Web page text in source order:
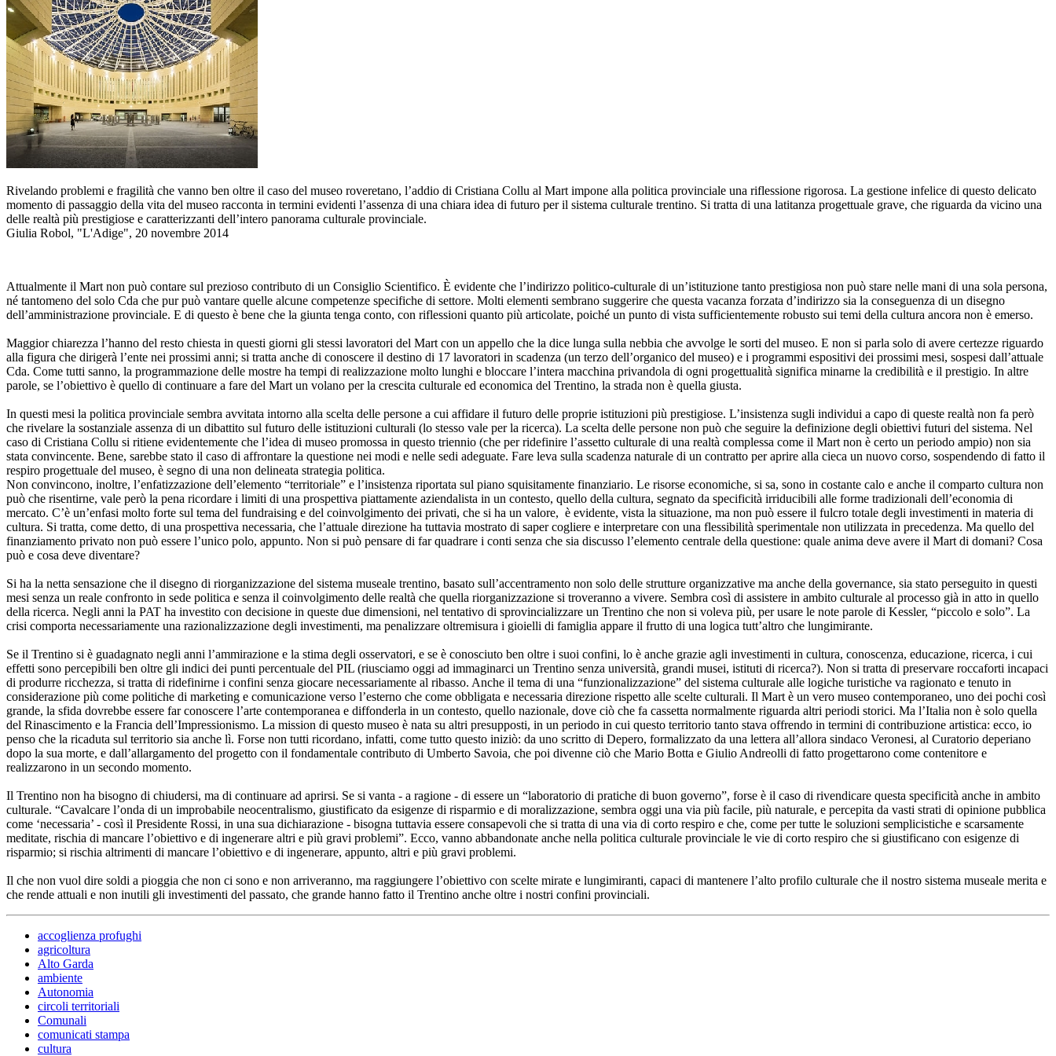
Rivelando problemi e fragilità che vanno ben oltre il caso del museo roveretano, l’addio di Cristiana Collu al Mart impone alla politica provinciale una riflessione rigorosa. La gestione infelice di questo delicato
momento di passaggio della vita del museo racconta in termini evidenti l’assenza di una chiara idea di futuro per il sistema culturale trentino. Si tratta di una latitanza progettuale grave, che riguarda da vicino una
delle realtà più prestigiose e caratterizzanti dell’intero panorama culturale provinciale.
Giulia Robol, "L'Adige", 20 novembre 2014
Attualmente il Mart non può contare sul prezioso contributo di un Consiglio Scientifico. È evidente che l’indirizzo politico-culturale di un’istituzione tanto prestigiosa non può stare nelle mani di una sola persona,
né tantomeno del solo Cda che pur può vantare quelle alcune competenze specifiche di settore. Molti elementi sembrano suggerire che questa vacanza forzata d’indirizzo sia la conseguenza di un disegno
dell’amministrazione provinciale. E di questo è bene che la giunta tenga conto, con riflessioni quanto più articolate, poiché un punto di vista sufficientemente robusto sui temi della cultura ancora non è emerso.
Maggior chiarezza l’hanno del resto chiesta in questi giorni gli stessi lavoratori del Mart con un appello che la dice lunga sulla nebbia che avvolge le sorti del museo. E non si parla solo di avere certezze riguardo
alla figura che dirigerà l’ente nei prossimi anni; si tratta anche di conoscere il destino di 17 lavoratori in scadenza (un terzo dell’organico del museo) e i programmi espositivi dei prossimi mesi, sospesi dall’attuale
Cda. Come tutti sanno, la programmazione delle mostre ha tempi di realizzazione molto lunghi e bloccare l’intera macchina privandola di ogni progettualità significa minarne la credibilità e il prestigio. In altre
parole, se l’obiettivo è quello di continuare a fare del Mart un volano per la crescita culturale ed economica del Trentino, la strada non è quella giusta.
In questi mesi la politica provinciale sembra avvitata intorno alla scelta delle persone a cui affidare il futuro delle proprie istituzioni più prestigiose. L’insistenza sugli individui a capo di queste realtà non fa però
che rivelare la sostanziale assenza di un dibattito sul futuro delle istituzioni culturali (lo stesso vale per la ricerca). La scelta delle persone non può che seguire la definizione degli obiettivi futuri del sistema. Nel
caso di Cristiana Collu si ritiene evidentemente che l’idea di museo promossa in questo triennio (che per ridefinire l’assetto culturale di una realtà complessa come il Mart non è certo un periodo ampio) non sia
stata convincente. Bene, sarebbe stato il caso di affrontare la questione nei modi e nelle sedi adeguate. Fare leva sulla scadenza naturale di un contratto per aprire alla cieca un nuovo corso, sospendendo di fatto il
respiro progettuale del museo, è segno di una non delineata strategia politica.
Non convincono, inoltre, l’enfatizzazione dell’elemento “territoriale” e l’insistenza riportata sul piano squisitamente finanziario. Le risorse economiche, si sa, sono in costante calo e anche il comparto cultura non
può che risentirne, vale però la pena ricordare i limiti di una prospettiva piattamente aziendalista in un contesto, quello della cultura, segnato da specificità irriducibili alle forme tradizionali dell’economia di
mercato. C’è un’enfasi molto forte sul tema del fundraising e del coinvolgimento dei privati, che si ha un valore, è evidente, vista la situazione, ma non può essere il fulcro totale degli investimenti in materia di
cultura. Si tratta, come detto, di una prospettiva necessaria, che l’attuale direzione ha tuttavia mostrato di saper cogliere e interpretare con una flessibilità sperimentale non utilizzata in precedenza. Ma quello del
finanziamento privato non può essere l’unico polo, appunto. Non si può pensare di far quadrare i conti senza che sia discusso l’elemento centrale della questione: quale anima deve avere il Mart di domani? Cosa
può e cosa deve diventare?
Si ha la netta sensazione che il disegno di riorganizzazione del sistema museale trentino, basato sull’accentramento non solo delle strutture organizzative ma anche della governance, sia stato perseguito in questi
mesi senza un reale confronto in sede politica e senza il coinvolgimento delle realtà che quella riorganizzazione si troveranno a vivere. Sembra così di assistere in ambito culturale al processo già in atto in quello
della ricerca. Negli anni la PAT ha investito con decisione in queste due dimensioni, nel tentativo di sprovincializzare un Trentino che non si voleva più, per usare le note parole di Kessler, “piccolo e solo”. La
crisi comporta necessariamente una razionalizzazione degli investimenti, ma penalizzare oltremisura i gioielli di famiglia appare il frutto di una logica tutt’altro che lungimirante.
Se il Trentino si è guadagnato negli anni l’ammirazione e la stima degli osservatori, e se è conosciuto ben oltre i suoi confini, lo è anche grazie agli investimenti in cultura, conoscenza, educazione, ricerca, i cui
effetti sono percepibili ben oltre gli indici dei punti percentuale del PIL (riusciamo oggi ad immaginarci un Trentino senza università, grandi musei, istituti di ricerca?). Non si tratta di preservare roccaforti incapaci
di produrre ricchezza, si tratta di ridefinirne i confini senza giocare necessariamente al ribasso. Anche il tema di una “funzionalizzazione” del sistema culturale alle logiche turistiche va ragionato e tenuto in
considerazione più come politiche di marketing e comunicazione verso l’esterno che come obbligata e necessaria direzione rispetto alle scelte culturali. Il Mart è un vero museo contemporaneo, uno dei pochi così
grande, la sfida dovrebbe essere far conoscere l’arte contemporanea e diffonderla in un contesto, quello nazionale, dove ciò che fa cassetta normalmente riguarda altri periodi storici. Ma l’Italia non è solo quella
del Rinascimento e la Francia dell’Impressionismo. La mission di questo museo è nata su altri presupposti, in un periodo in cui questo territorio tanto stava offrendo in termini di contribuzione artistica: ecco, io
penso che la ricaduta sul territorio sia anche lì. Forse non tutti ricordano, infatti, come tutto questo iniziò: da uno scritto di Depero, formalizzato da una lettera all’allora sindaco Veronesi, al Curatorio deperiano
dopo la sua morte, e dall’allargamento del progetto con il fondamentale contributo di Umberto Savoia, che poi divenne ciò che Mario Botta e Giulio Andreolli di fatto progettarono come contenitore e
realizzarono in un secondo momento.
Il Trentino non ha bisogno di chiudersi, ma di continuare ad aprirsi. Se si vanta - a ragione - di essere un “laboratorio di pratiche di buon governo”, forse è il caso di rivendicare questa specificità anche in ambito
culturale. “Cavalcare l’onda di un improbabile neocentralismo, giustificato da esigenze di risparmio e di moralizzazione, sembra oggi una via più facile, più naturale, e percepita da vasti strati di opinione pubblica
come ‘necessaria’ - così il Presidente Rossi, in una sua dichiarazione - bisogna tuttavia essere consapevoli che si tratta di una via di corto respiro e che, come per tutte le soluzioni semplicistiche e scarsamente
meditate, rischia di mancare l’obiettivo e di ingenerare altri e più gravi problemi”. Ecco, vanno abbandonate anche nella politica culturale provinciale le vie di corto respiro che si giustificano con esigenze di
risparmio; si rischia altrimenti di mancare l’obiettivo e di ingenerare, appunto, altri e più gravi problemi.
Il che non vuol dire soldi a pioggia che non ci sono e non arriveranno, ma raggiungere l’obiettivo con scelte mirate e lungimiranti, capaci di mantenere l’alto profilo culturale che il nostro sistema museale merita e
che rende attuali e non inutili gli investimenti del passato, che grande hanno fatto il Trentino anche oltre i nostri confini provinciali.
accoglienza profughi
agricoltura
Alto Garda
ambiente
Autonomia
circoli territoriali
Comunali
comunicati stampa
cultura